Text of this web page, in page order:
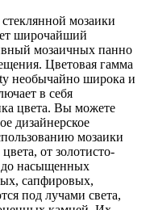
мозаики
широчайший
мозаичных панно
Цветовая гамма
необычайно широка и
в себя
цвета. Вы можете
дизайнерское
мозаики
от золотисто-
до насыщенных
сапфировых,
под лучами света,